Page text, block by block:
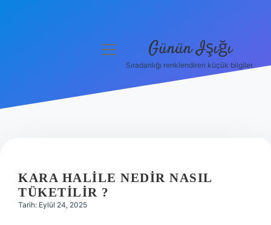
Hakkımızda
menüyü
Günün Işığı
Sıradanlığı renklendiren küçük bilgiler.
KARA HALILE NEDIR NASIL
TÜKETILIR ?
Tarih: Eylül 24, 2025